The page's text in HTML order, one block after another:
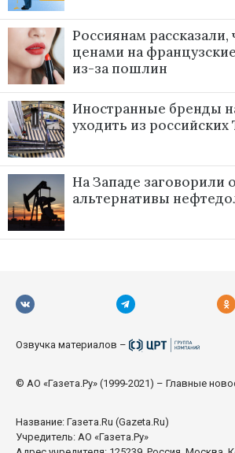
Россиянам рассказали,
ценами на
из-за пошлин
Иностранные бренды
уходить из российских
На Западе заговорили
альтернативы
Озвучка материалов –
© АО «Газета.Ру» (1999-2021) – Главные
Название: Газета.Ru (Gazeta.Ru)
Учредитель: АО «Газета.Ру»